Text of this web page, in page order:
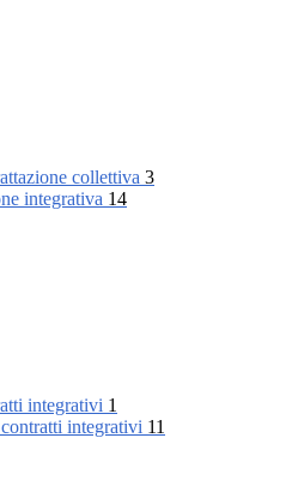
collettiva 3
integrativa 14
integrativi 1
integrativi 11